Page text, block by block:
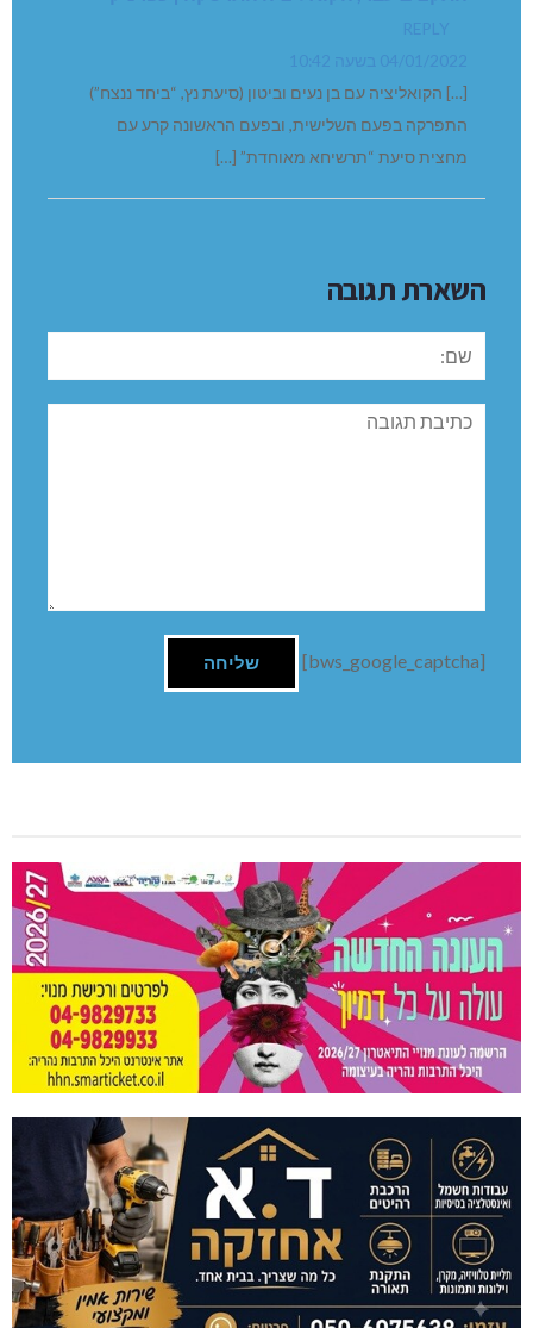
REPLY
04/01/2022 בשעה 10:42
[…] הקואליציה עם בן נעים וביטון (סיעת נץ, “ביחד ננצח”)
התפרקה בפעם השלישית, ובפעם הראשונה קרע עם
מחצית סיעת “תרשיחא מאוחדת” […]
השארת תגובה
שם:
תגובה
[bws_google_captcha]